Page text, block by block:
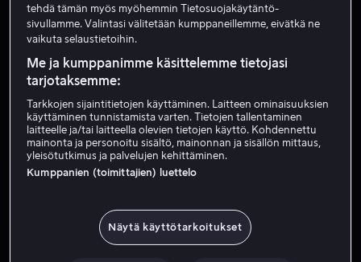
Andrew Baird
Tuotannonjohtaja
tehdä tämän myös myöhemmin Tietosuojakäytäntö-
sivullamme. Valintasi välitetään kumppaneillemme, eivätkä ne
vaikuta selaustietoihin.
Me ja kumppanimme käsittelemme tietojasi
tarjotaksemme:
Tarkkojen sijaintitietojen käyttäminen. Laitteen ominaisuuksien
käyttäminen tunnistamista varten. Tietojen tallentaminen
laitteelle ja/tai laitteella olevien tietojen käyttö. Kohdennettu
mainonta ja personoitu sisältö, mainonnan ja sisällön mittaus,
yleisötutkimus ja palvelujen kehittäminen.
Kumppanien (toimittajien) luettelo
Näytä käyttötarkoitukset